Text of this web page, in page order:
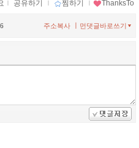
ｌ 공유하기 ｌ 찜하기 ｌ ThanksTo
먼댓글바로쓰기
주소복사